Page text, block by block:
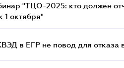
"ТЦО-2025: кто должен
1 октября"
в ЕГР не повод для отказа